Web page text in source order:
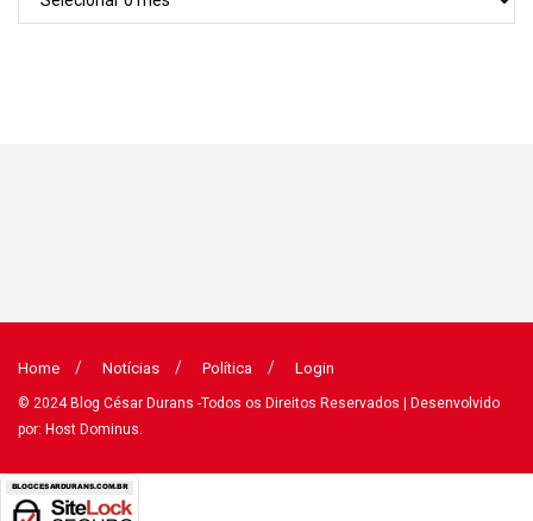
Home Notícias Política Login
© 2024 Blog César Durans -Todos os Direitos Reservados
| Desenvolvido
por: Host Dominus.